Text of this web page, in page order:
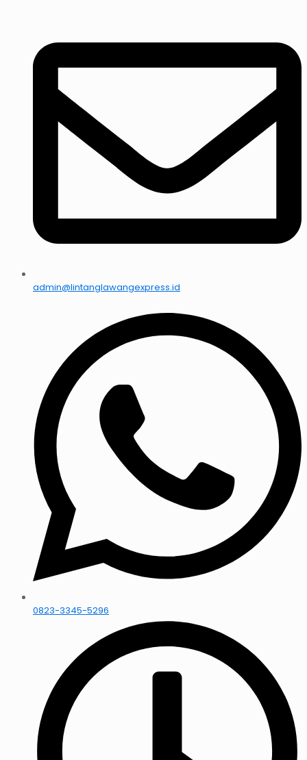
admin@lintanglawangexpress.id
0823-3345-5296